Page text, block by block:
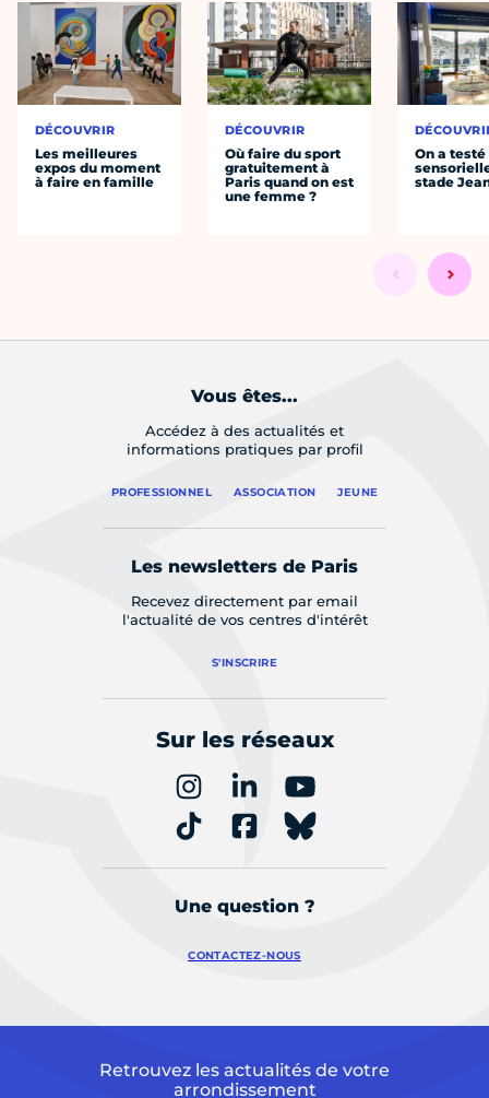
DÉCOUVRIR
Les meilleures
expos du moment
à faire en famille
DÉCOUVRIR
Où faire du sport
gratuitement à
Paris quand on est
une femme ?
On a
stade
Vous êtes...
Accédez à des actualités et
informations pratiques par profil
PROFESSIONNEL ASSOCIATION JEUNE
Les newsletters de Paris
Recevez directement par email
l'actualité de vos centres d'intérêt
S'INSCRIRE
Sur les réseaux
Une question ?
CONTACTEZ-NOUS
Retrouvez les actualités de votre
arrondissement